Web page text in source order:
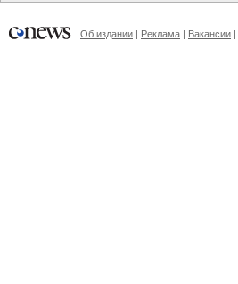
Об издании | Реклама | Вакансии |